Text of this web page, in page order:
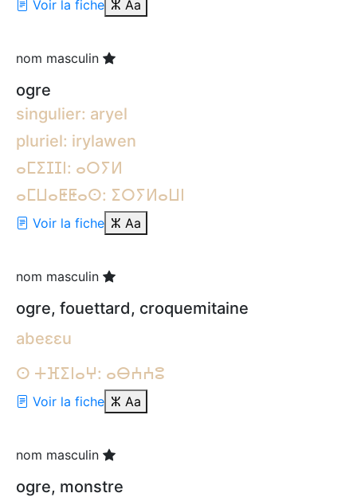
Voir la fiche ⵣ Aa
nom masculin
ogre
singulier: aryel
pluriel: irylawen
ⴰⵎⵉⵊⵊⵏ: ⴰⵔⵢⵍ
ⴰⵎⵡⴰⵟⵟⴰⵙ: ⵉⵔⵢⵍⴰⵡⵏ
Voir la fiche ⵣ Aa
nom masculin
ogre, fouettard, croquemitaine
abeɛɛu
ⵙ ⵜⴼⵉⵏⴰⵖ: ⴰⴱⵄⵄⵓ
Voir la fiche ⵣ Aa
nom masculin
ogre, monstre